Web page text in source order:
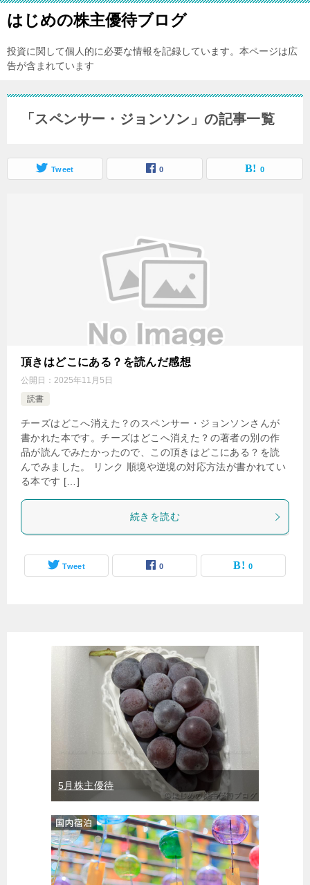
はじめの株主優待ブログ
投資に関して個人的に必要な情報を記録しています。本ページは広
告が含まれています
「スペンサー・ジョンソン」の記事一覧
Tweet 0 0
頂きはどこにある？を読んだ感想
公開日： 2025年11月5日
読書
チーズはどこへ消えた？のスペンサー・ジョンソンさんが
書かれた本です。チーズはどこへ消えた？の著者の別の作
品が読んでみたかったので、この頂きはどこにある？を読
んでみました。 リンク 順境や逆境の対応方法が書かれてい
る本です […]
続きを読む
Tweet 0 0
5月株主優待